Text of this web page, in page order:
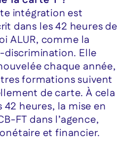
intégration est
dans les 42 heures de
ALUR, comme la
Elle
chaque année,
formations suivent
de carte. À cela
heures, la mise en
FT dans l’agence,
et financier.